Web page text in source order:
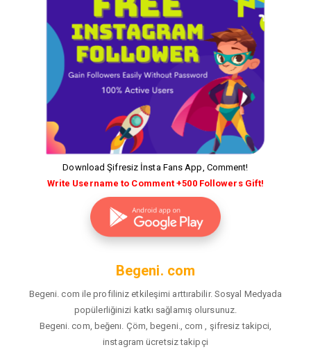
Download Şifresiz İnsta Fans App, Comment!
Write Username to Comment +500 Followers Gift!
Begeni. com
Begeni. com ile profiliniz etkileşimi arttırabilir. Sosyal Medyada
popülerliğinizi katkı sağlamış olursunuz.
Begeni. com, beğenı. Çöm, begeni., com , şifresiz takipci,
instagram ücretsiz takipçi